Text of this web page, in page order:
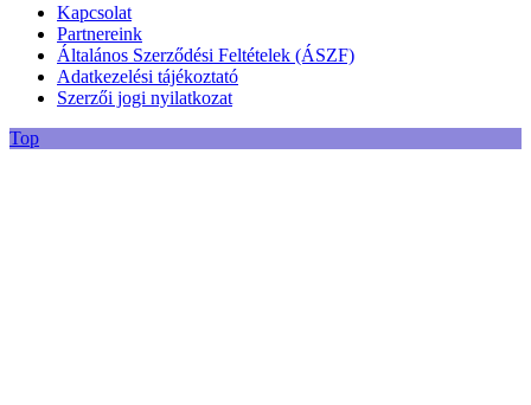
Kapcsolat
Partnereink
Általános Szerződési Feltételek (ÁSZF)
Adatkezelési tájékoztató
Szerzői jogi nyilatkozat
Top